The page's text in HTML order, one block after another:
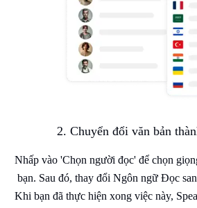
2. Chuyển đổi văn bản
Nhấp vào 'Chọn người đọc' để chọn
bạn. Sau đó, thay đổi Ngôn ngữ Đọc
Khi bạn đã thực hiện xong việc này,